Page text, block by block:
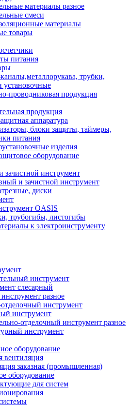
материалы разное
смеси
материалы
товары
питания
трубки,
установочные
проводниковая продукция
продукция
аппаратура
блоки защиты, таймеры,
питания
изделия
оборудование
зачистной инструмент
и зачистной инструмент
диски
OASIS
трубогибы, листогибы
к электроинструменту
инструмент
слесарный
разное
инструмент
инструмент
отделочный инструмент разное
инструмент
оборудование
вентиляция
заказная (промышленная)
оборудование
для систем